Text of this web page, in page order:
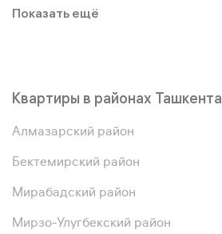
Показать ещё
Квартиры в районах Ташкента
Алмазарский район
Бектемирский район
Мирабадский район
Мирзо-Улугбекский район